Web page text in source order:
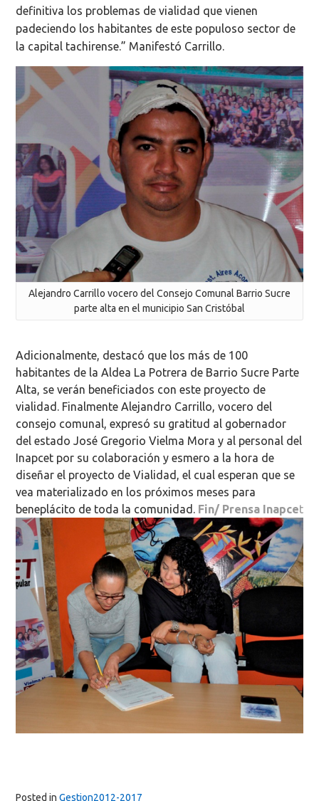
definitiva los problemas de vialidad que vienen
padeciendo los habitantes de este populoso sector de
la capital tachirense.” Manifestó Carrillo.
Alejandro Carrillo vocero del Consejo Comunal Barrio Sucre
parte alta en el municipio San Cristóbal
Adicionalmente, destacó que los más de 100
habitantes de la Aldea La Potrera de Barrio Sucre Parte
Alta, se verán beneficiados con este proyecto de
vialidad. Finalmente Alejandro Carrillo, vocero del
consejo comunal, expresó su gratitud al gobernador
del estado José Gregorio Vielma Mora y al personal del
Inapcet por su colaboración y esmero a la hora de
diseñar el proyecto de Vialidad, el cual esperan que se
vea materializado en los próximos meses para
beneplácito de toda la comunidad. Fin/ Prensa Inapcet
Posted in Gestion2012-2017